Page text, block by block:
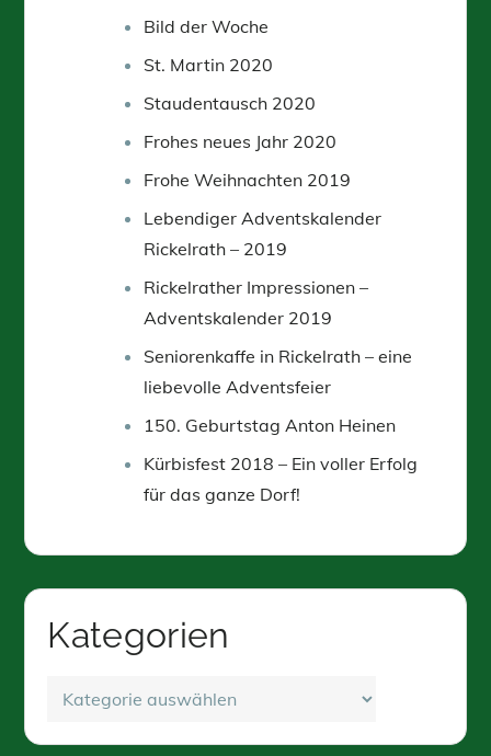
Bild der Woche
St. Martin 2020
Staudentausch 2020
Frohes neues Jahr 2020
Frohe Weihnachten 2019
Lebendiger Adventskalender
Rickelrath – 2019
Rickelrather Impressionen –
Adventskalender 2019
Seniorenkaffe in Rickelrath – eine
liebevolle Adventsfeier
150. Geburtstag Anton Heinen
Kürbisfest 2018 – Ein voller Erfolg
für das ganze Dorf!
Kategorien
Kategorien